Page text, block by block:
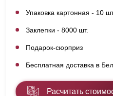
Упаковка картонная - 10
Заклепки - 8000 шт.
Подарок-сюрприз
Бесплатная доставка в
Расчитать